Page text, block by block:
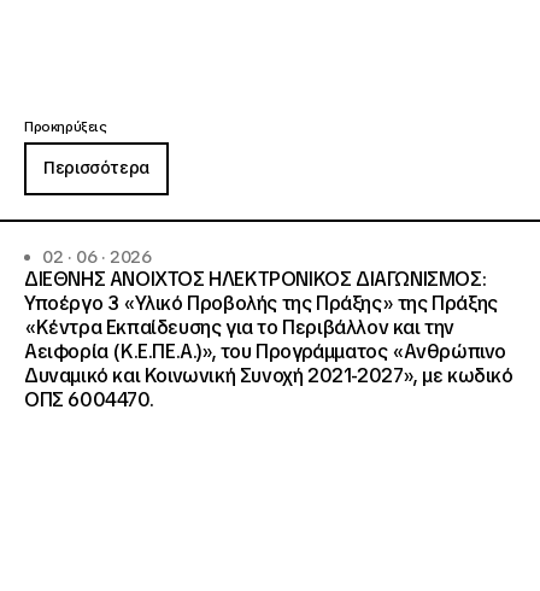
Προκηρύξεις
Περισσότερα
02 · 06 · 2026
ΔΙΕΘΝΗΣ ΑΝΟΙΧΤΟΣ ΗΛΕΚΤΡΟΝΙΚΟΣ ΔΙΑΓΩΝΙΣΜΟΣ:
Υποέργο 3 «Υλικό Προβολής της Πράξης» της Πράξης
«Κέντρα Εκπαίδευσης για το Περιβάλλον και την
Αειφορία (Κ.Ε.ΠΕ.Α.)», του Προγράμματος «Ανθρώπινο
Δυναμικό και Κοινωνική Συνοχή 2021-2027», με κωδικό
ΟΠΣ 6004470.